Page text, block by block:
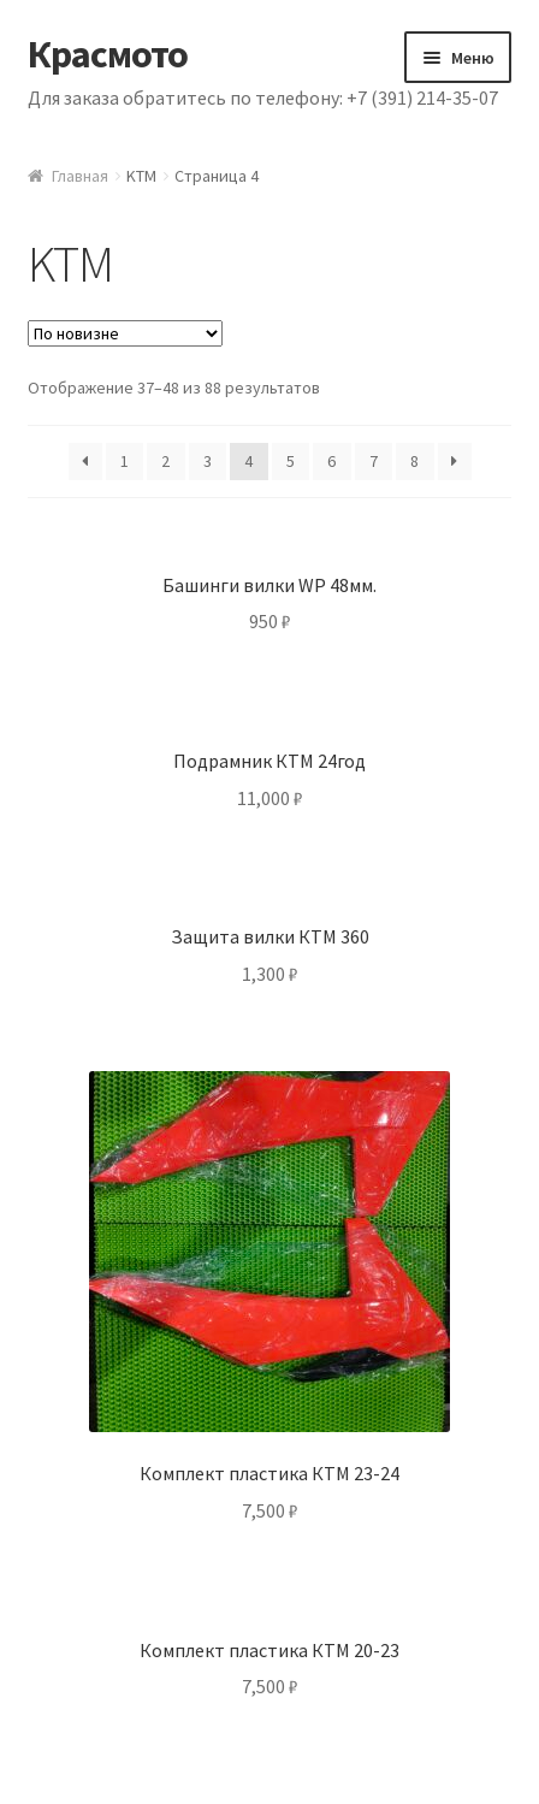
Перейти к навигации
Перейти к содержимому
Красмото Меню
Главная
Доставка и оплата
Схема проезда
Для заказа обратитесь по телефону: +7 (391) 214-35-07
Главная KTM Страница 4
KTM
Отображение 37–48 из 88 результатов
1 2 3 4 5 6 7 8
Башинги вилки WP 48мм.
950 ₽
Подрамник КТМ 24год
11,000 ₽
Защита вилки КТМ 360
1,300 ₽
Комплект пластика КТМ 23-24
7,500 ₽
Комплект пластика КТМ 20-23
7,500 ₽